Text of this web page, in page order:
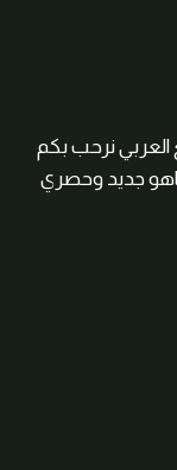
العربي نرحب بكم
جديد وحصري